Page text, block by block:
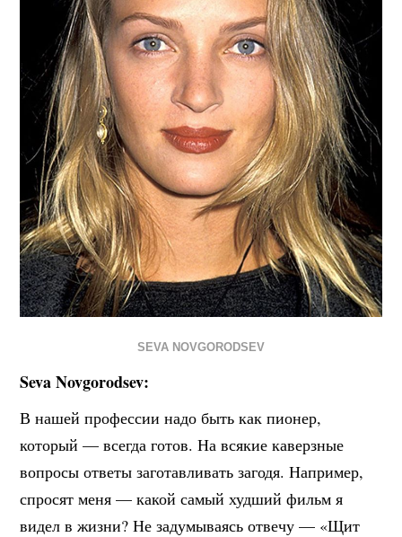
SEVA NOVGORODSEV
Seva Novgorodsev:
В нашей профессии надо быть как пионер,
который — всегда готов. На всякие каверзные
вопросы ответы заготавливать загодя. Например,
спросят меня — какой самый худший фильм я
видел в жизни? Не задумываясь отвечу — «Щит